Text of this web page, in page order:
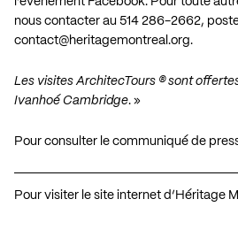
nous contacter au 514 286-2662, poste
contact@heritagemontreal.org.
Les visites ArchitecTours ® sont
Ivanhoé Cambridge. »
Pour consulter le communiqué de
Pour visiter le site internet d’Héritage